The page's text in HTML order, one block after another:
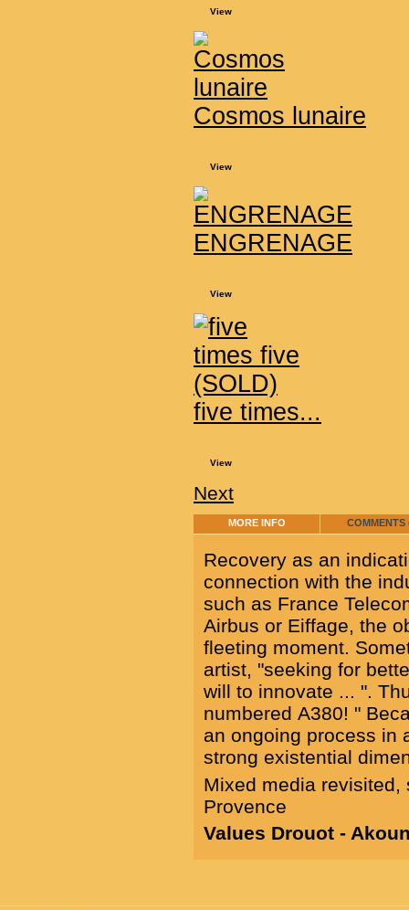
View
Cosmos lunaire
View
ENGRENAGE
View
five times...
View
Next
MORE INFO COMMENTS
Recovery as an
connection with the
such as France
Airbus or Eiffage, the
fleeting moment.
artist, "seeking for
will to innovate ... ".
numbered A380! "
an ongoing process in
strong existential
Mixed media
Provence
Values Drouot -